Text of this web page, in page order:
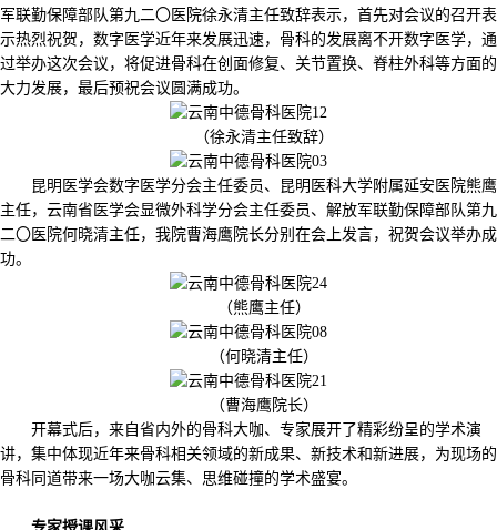
军联勤保障部队第九二〇医院徐永清主任致辞表示，首先对会议的召开表
示热烈祝贺，数字医学近年来发展迅速，骨科的发展离不开数字医学，通
过举办这次会议，将促进骨科在创面修复、关节置换、脊柱外科等方面的
大力发展，最后预祝会议圆满成功。
（徐永清主任致辞）
昆明医学会数字医学分会主任委员、昆明医科大学附属延安医院熊鹰
主任，云南省医学会显微外科学分会主任委员、解放军联勤保障部队第九
二〇医院何晓清主任，我院曹海鹰院长分别在会上发言，祝贺会议举办成
功。
（熊鹰主任）
（何晓清主任）
（曹海鹰院长）
开幕式后，来自省内外的骨科大咖、专家展开了精彩纷呈的学术演
讲，集中体现近年来骨科相关领域的新成果、新技术和新进展，为现场的
骨科同道带来一场大咖云集、思维碰撞的学术盛宴。